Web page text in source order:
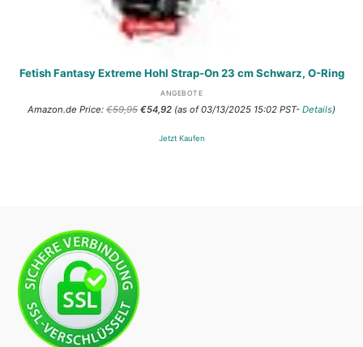
Fetish Fantasy Extreme Hohl Strap-On 23 cm Schwarz, O-Ring
ANGEBOTE
Amazon.de Price: €59,95 Ursprünglicher
€59,95
€54,92Aktueller
€54,92.
(as of 03/13/2025 15:02 PST- Details)
Jetzt Kaufen